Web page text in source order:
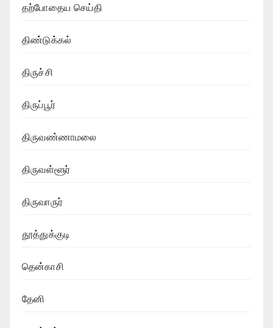
தற்போதைய செய்தி
திண்டுக்கல்
திருச்சி
திருப்பூர்
திருவண்ணாமலை
திருவள்ளூர்
திருவாருர்
தூத்துக்குடி
தென்காசி
தேனி